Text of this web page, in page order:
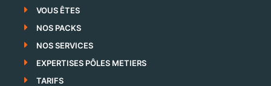
VOUS ÊTES
NOS PACKS
NOS SERVICES
EXPERTISES PÔLES METIERS
TARIFS